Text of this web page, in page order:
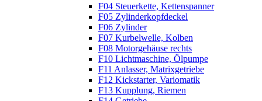
F04 Steuerkette, Kettenspanner
F05 Zylinderkopfdeckel
F06 Zylinder
F07 Kurbelwelle, Kolben
F08 Motorgehäuse rechts
F10 Lichtmaschine, Ölpumpe
F11 Anlasser, Matrixgetriebe
F12 Kickstarter, Variomatik
F13 Kupplung, Riemen